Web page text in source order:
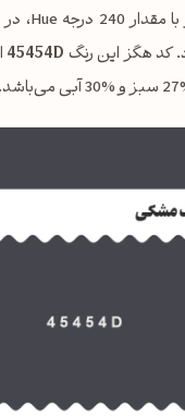
کد هگز این رنگ 45454D